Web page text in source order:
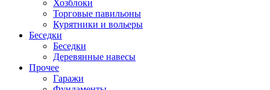
Хозблоки
Торговые павильоны
Курятники и вольеры
Беседки
Беседки
Деревянные навесы
Прочее
Гаражи